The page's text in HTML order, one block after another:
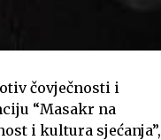
čovječnosti i
“Masakr na
i kultura sjećanja”,